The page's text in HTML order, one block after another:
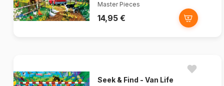
Master Pieces
14,95 €
Seek & Find - Van Life